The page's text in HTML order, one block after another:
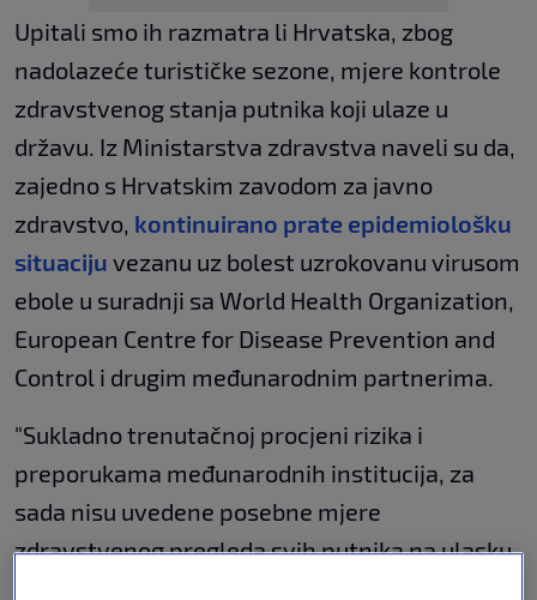
Upitali smo ih razmatra li Hrvatska, zbog
nadolazeće turističke sezone, mjere kontrole
zdravstvenog stanja putnika koji ulaze u
državu. Iz Ministarstva zdravstva naveli su da,
zajedno s Hrvatskim zavodom za javno
zdravstvo, kontinuirano prate epidemiološku
situaciju vezanu uz bolest uzrokovanu virusom
ebole u suradnji sa World Health Organization,
European Centre for Disease Prevention and
Control i drugim međunarodnim partnerima.
"Sukladno trenutačnoj procjeni rizika i
preporukama međunarodnih institucija, za
sada nisu uvedene posebne mjere
zdravstvenog pregleda svih putnika na ulasku